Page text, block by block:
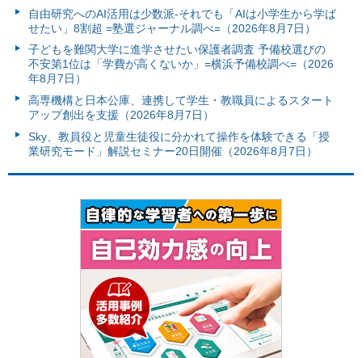
自由研究へのAI活用は少数派-それでも「AIは小学生から学ば
せたい」8割超 =塾選ジャーナル調べ=（2026年8月7日）
子どもを難関大学に進学させたい保護者調査 予備校選びの
不安第1位は「学費が高くないか」=横浜予備校調べ=（2026
年8月7日）
高専機構と日本公庫、連携して学生・教職員によるスタート
アップ創出を支援（2026年8月7日）
Sky、教員役と児童生徒役に分かれて操作を体験できる「授
業研究モード」解説セミナー20日開催（2026年8月7日）